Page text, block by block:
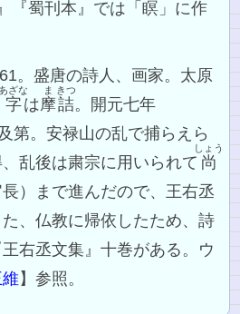
『蜀刊本』では「瞑」に作
。盛唐の詩人、画家。太原
字
あざな
は摩
ま
詰
きつ
。開元七年
第。安禄山の乱で捕らえら
乱後は粛宗に用いられて 尚
しょう
長）まで進んだので、王右丞
、仏教に帰依したため、詩
右丞文集』十巻がある。ウ
】参照。